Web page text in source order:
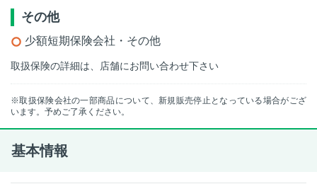
その他
少額短期保険会社・その他
取扱保険の詳細は、店舗にお問い合わせ下さい
※取扱保険会社の一部商品について、新規販売停止となっている場合がござ
います。予めご了承ください。
基本情報